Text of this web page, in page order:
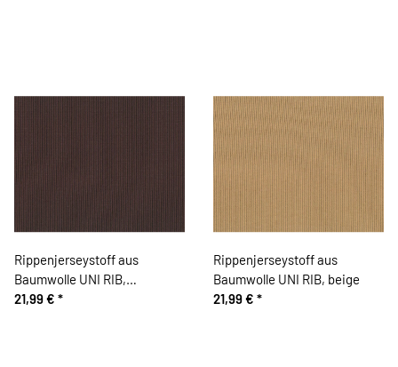
Rippenjerseystoff aus
Baumwolle UNI RIB,
dunkelbraun
21,99 € *
Rippenjerseystoff aus
Baumwolle UNI RIB, beige
21,99 € *